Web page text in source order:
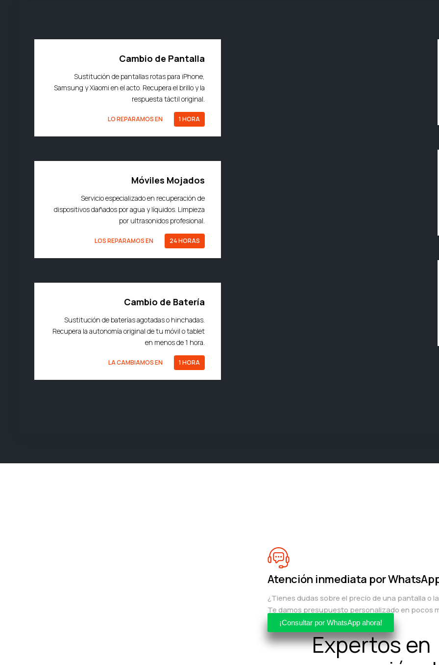
Cambio de Pantalla
Sustitución de pantallas rotas para iPhone,
Samsung y Xiaomi en el acto. Recupera el brillo y la
respuesta táctil original.
LO REPARAMOS EN 1 HORA
Móviles Mojados
Servicio especializado en recuperación de
dispositivos dañados por agua y líquidos. Limpieza
por ultrasonidos profesional.
LOS REPARAMOS EN 24 HORAS
Cambio de Batería
Sustitución de baterías agotadas o hinchadas.
Recupera la autonomía original de tu móvil o tablet
en menos de 1 hora.
LA CAMBIAMOS EN 1 HORA
Atención inmediata por
¿Tienes dudas sobre el precio de una pantalla o
Te damos presupuesto personalizado en pocos
¡Consultar por WhatsApp ahora!
Expertos en